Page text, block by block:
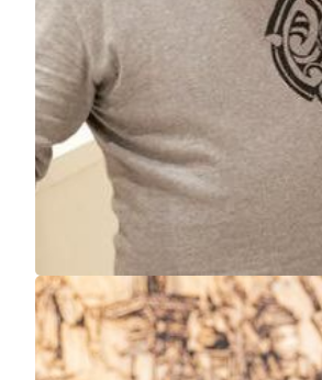
美狮美高梅
单峰骆驼及广西游记